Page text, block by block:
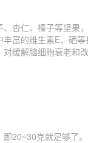
杏仁、榛子等坚果
富的维生素E、硒
缓解脑细胞衰老和
20~30克就足够了。